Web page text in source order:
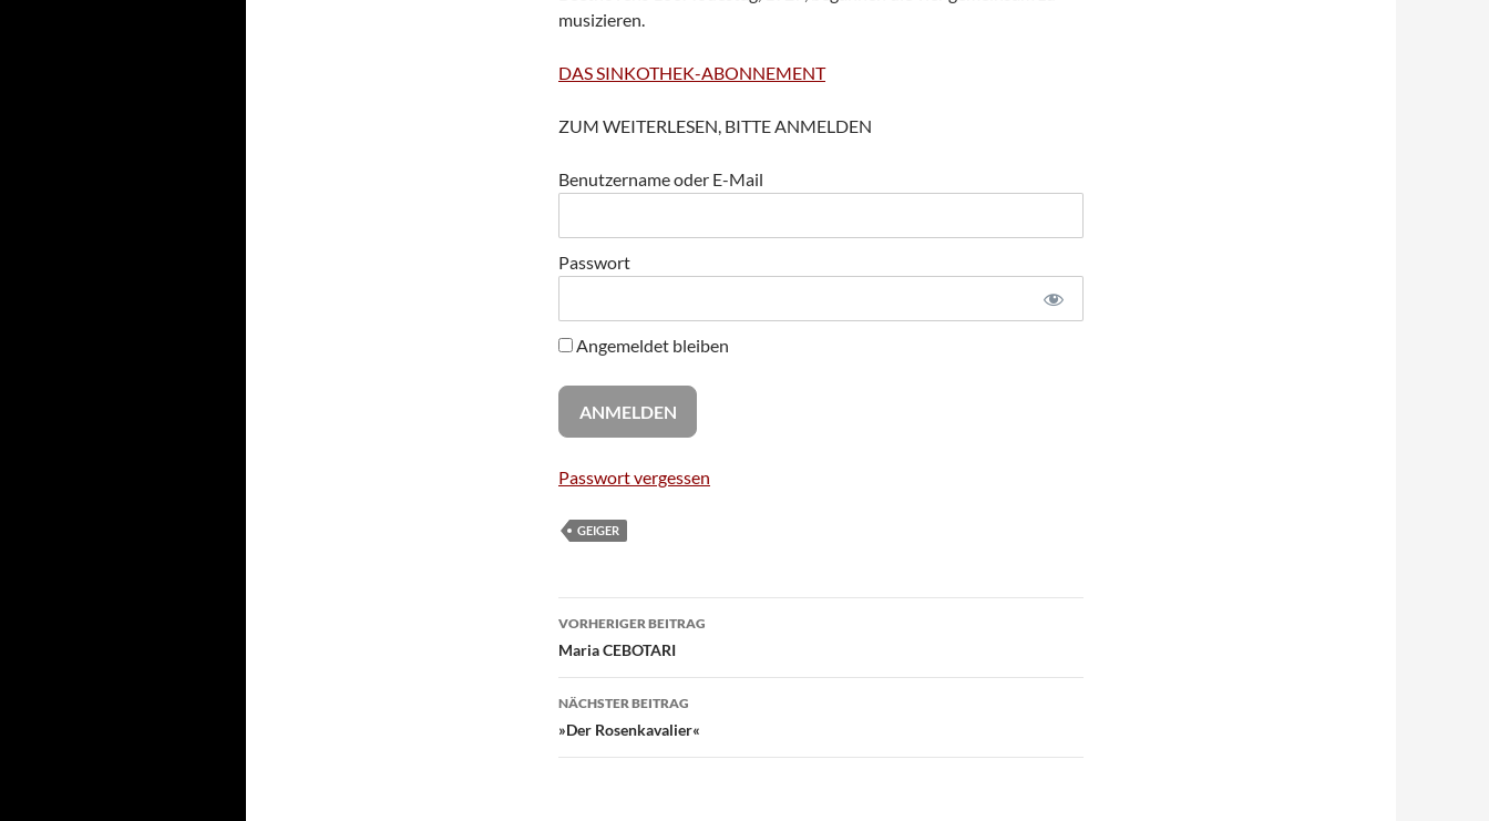
musizieren.
DAS SINKOTHEK-ABONNEMENT
ZUM WEITERLESEN, BITTE ANMELDEN
Benutzername oder E-Mail
Passwort
Angemeldet bleiben
Passwort vergessen
GEIGER
Beitragsnavigation
VORHERIGER BEITRAG
Maria CEBOTARI
NÄCHSTER BEITRAG
»Der Rosenkavalier«